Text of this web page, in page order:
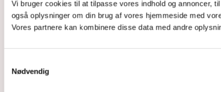
Vi bruger cookies til at tilpasse vores indhold og annoncer,
også oplysninger om din brug af vores hjemmeside med
Vores partnere kan kombinere disse data med andre
Nødvendig